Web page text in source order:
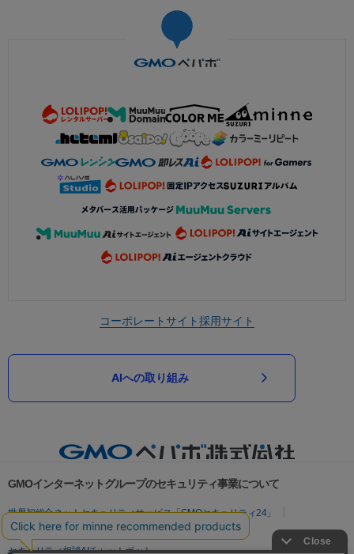
コーポレートサイト採用サイト
AIへの取り組み
GMOインターネットグループのセキュリティ事業について
世界初総合ネットセキュリティサービス「GMOセキュリティ24」
パスワード漏洩診断
Webサイトリスク診断
セキュリティ相談AIチャットボット